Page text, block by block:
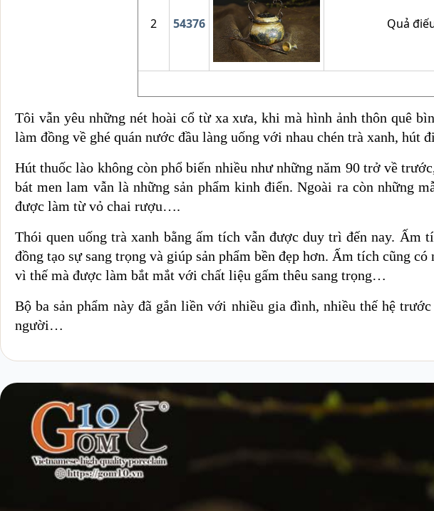
2 54376 Quả
Tôi vẫn yêu những nét hoài cổ từ xa xưa, khi mà hình ảnh thôn quê
làm đồng về ghé quán nước đầu làng uống với nhau chén trà xanh, hút
Hút thuốc lào không còn phổ biến nhiều như những năm 90 trở về
bát men lam vẫn là những sản phẩm kinh điển. Ngoài ra còn những
được làm từ vỏ chai rượu….
Thói quen uống trà xanh bằng ấm tích vẫn được duy trì đến nay.
đồng tạo sự sang trọng và giúp sản phẩm bền đẹp hơn. Ấm tích cũng
vì thế mà được làm bắt mắt với chất liệu gấm thêu sang trọng…
Bộ ba sản phẩm này đã gắn liền với nhiều gia đình, nhiều thế hệ
người…